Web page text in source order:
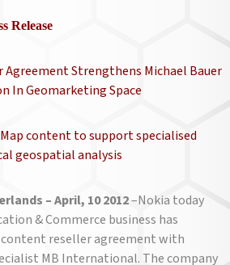
Release
Agreement Strengthens Michael Bauer
In Geomarketing Space
Map content to support specialised
geospatial analysis
– April, 10 2012–Nokia today
& Commerce business has
reseller agreement with
MB International. The company